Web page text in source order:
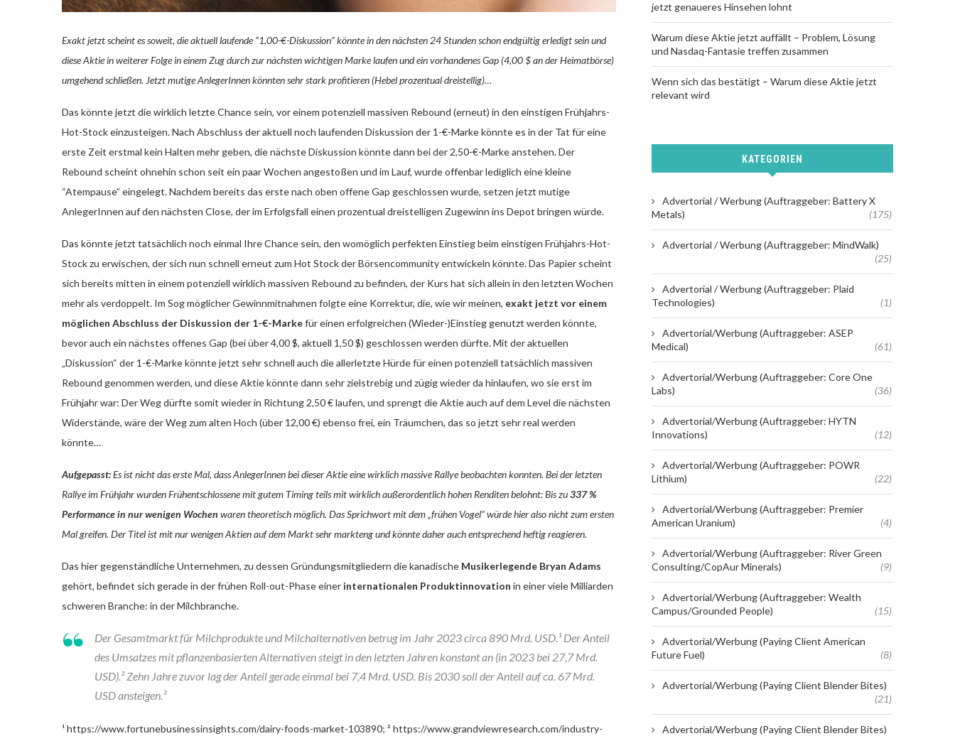
Exakt jetzt scheint es soweit, die aktuell laufende “1,00-€-Diskussion” könnte in den nächsten 24 Stunden schon endgültig erledigt sein und
diese Aktie in weiterer Folge in einem Zug durch zur nächsten wichtigen Marke laufen und ein vorhandenes Gap (4,00 $ an der Heimatbörse)
umgehend schließen. Jetzt mutige AnlegerInnen könnten sehr stark profitieren (Hebel prozentual dreistellig)…
Das könnte jetzt die wirklich letzte Chance sein, vor einem potenziell massiven Rebound (erneut) in den einstigen Frühjahrs-
Hot-Stock einzusteigen. Nach Abschluss der aktuell noch laufenden Diskussion der 1-€-Marke könnte es in der Tat für eine
erste Zeit erstmal kein Halten mehr geben, die nächste Diskussion könnte dann bei der 2,50-€-Marke anstehen. Der
Rebound scheint ohnehin schon seit ein paar Wochen angestoßen und im Lauf, wurde offenbar lediglich eine kleine
“Atempause” eingelegt. Nachdem bereits das erste nach oben offene Gap geschlossen wurde, setzen jetzt mutige
AnlegerInnen auf den nächsten Close, der im Erfolgsfall einen prozentual dreistelligen Zugewinn ins Depot bringen würde.
Das könnte jetzt tatsächlich noch einmal Ihre Chance sein, den womöglich perfekten Einstieg beim einstigen Frühjahrs-Hot-
Stock zu erwischen, der sich nun schnell erneut zum Hot Stock der Börsencommunity entwickeln könnte. Das Papier scheint
sich bereits mitten in einem potenziell wirklich massiven Rebound zu befinden, der Kurs hat sich allein in den letzten Wochen
mehr als verdoppelt. Im Sog möglicher Gewinnmitnahmen folgte eine Korrektur, die, wie wir meinen, exakt jetzt vor einem
möglichen Abschluss der Diskussion der 1-€-Markefür einen erfolgreichen (Wieder-)Einstieg genutzt werden könnte,
bevor auch ein nächstes offenes Gap (bei über 4,00 $, aktuell 1,50 $) geschlossen werden dürfte. Mit der aktuellen
„Diskussion“ der 1-€-Marke könnte jetzt sehr schnell auch die allerletzte Hürde für einen potenziell tatsächlich massiven
Rebound genommen werden, und diese Aktie könnte dann sehr zielstrebig und zügig wieder da hinlaufen, wo sie erst im
Frühjahr war: Der Weg dürfte somit wieder in Richtung 2,50 € laufen, und sprengt die Aktie auch auf dem Level die nächsten
Widerstände, wäre der Weg zum alten Hoch (über 12,00 €) ebenso frei, ein Träumchen, das so jetzt sehr real werden
könnte…
Aufgepasst:Es ist nicht das erste Mal, dass AnlegerInnen bei dieser Aktie eine wirklich massive Rallye beobachten konnten. Bei der letzten
Rallye im Frühjahr wurden Frühentschlossene mit gutem Timing teils mit wirklich außerordentlich hohen Renditen belohnt: Bis zu337 %
Performance in nur wenigen Wochen waren theoretisch möglich. Das Sprichwort mit dem „frühen Vogel“ würde hier also nicht zum ersten
Mal greifen. Der Titel ist mit nur wenigen Aktien auf dem Markt sehr markteng und könnte daher auch entsprechend heftig reagieren.
Das hier gegenständliche Unternehmen, zu dessen Gründungsmitgliedern die kanadische Musikerlegende Bryan Adams
gehört, befindet sich gerade in der frühen Roll-out-Phase einer internationalen Produktinnovation in einer viele Milliarden
schweren Branche: in der Milchbranche.
Der Gesamtmarkt für Milchprodukte und Milchalternativen betrug im Jahr 2023 circa 890 Mrd. USD.¹ Der Anteil
des Umsatzes mit pflanzenbasierten Alternativen steigt in den letzten Jahren konstant an (in 2023 bei 27,7 Mrd.
USD).² Zehn Jahre zuvor lag der Anteil gerade einmal bei 7,4 Mrd. USD. Bis 2030 soll der Anteil auf ca. 67 Mrd.
USD ansteigen.³
¹ https://www.fortunebusinessinsights.com/dairy-foods-market-103890; ² https://www.grandviewresearch.com/industry-
jetzt genaueres Hinsehen lohnt
Warum diese Aktie jetzt auffällt – Problem, Lösung
und Nasdaq-Fantasie treffen zusammen
Wenn sich das bestätigt – Warum diese Aktie jetzt
relevant wird
KATEGORIEN
Advertorial / Werbung (Auftraggeber: Battery X
Metals)
(175)
Advertorial / Werbung (Auftraggeber: MindWalk)
(25)
Advertorial / Werbung (Auftraggeber: Plaid
Technologies)
(1)
Advertorial/Werbung (Auftraggeber: ASEP
Medical)
(61)
Advertorial/Werbung (Auftraggeber: Core One
Labs)
(36)
Advertorial/Werbung (Auftraggeber: HYTN
Innovations)
(12)
Advertorial/Werbung (Auftraggeber: POWR
Lithium)
(22)
Advertorial/Werbung (Auftraggeber: Premier
American Uranium)
(4)
Advertorial/Werbung (Auftraggeber: River Green
Consulting/CopAur Minerals)
(9)
Advertorial/Werbung (Auftraggeber: Wealth
Campus/Grounded People)
(15)
Advertorial/Werbung (Paying Client American
Future Fuel)
(8)
Advertorial/Werbung (Paying Client Blender Bites)
(21)
Advertorial/Werbung (Paying Client Blender Bites)